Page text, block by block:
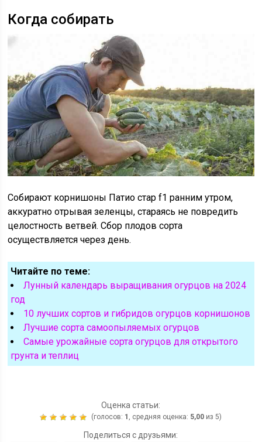
Когда собирать
Собирают корнишоны Патио стар f1 ранним утром,
аккуратно отрывая зеленцы, стараясь не повредить
целостность ветвей. Сбор плодов сорта
осуществляется через день.
Читайте по теме:
Лунный календарь выращивания огурцов на 2024
год
10 лучших сортов и гибридов огурцов корнишонов
Лучшие сорта самоопыляемых огурцов
Самые урожайные сорта огурцов для открытого
грунта и теплиц
Оценка статьи:
(голосов: 1 , средняя оценка: 5,00 из 5)
Поделиться с друзьями: